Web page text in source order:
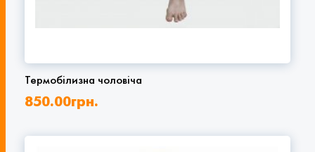
Термобілизна чоловіча
850.00грн.